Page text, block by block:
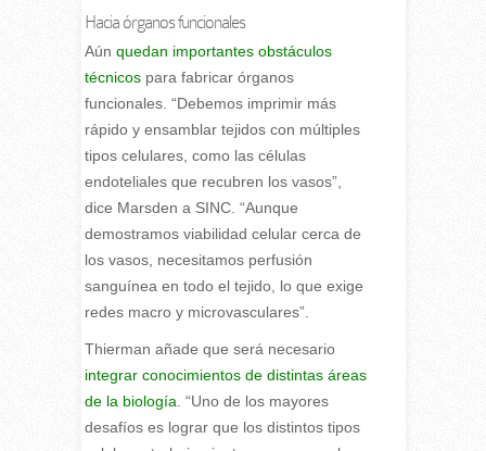
Hacia órganos funcionales
Aún quedan importantes obstáculos
técnicospara fabricar órganos
funcionales. “Debemos imprimir más
rápido y ensamblar tejidos con múltiples
tipos celulares, como las células
endoteliales que recubren los vasos”,
dice Marsden a SINC. “Aunque
demostramos viabilidad celular cerca de
los vasos, necesitamos perfusión
sanguínea en todo el tejido, lo que exige
redes macro y microvasculares”.
Thierman añade que será necesario
integrar conocimientos de distintas áreas
de la biología. “Uno de los mayores
desafíos es lograr que los distintos tipos